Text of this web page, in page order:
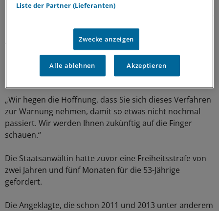
"Wenn man lange genug im Pflegebereich arbeitet, hat
man in einem schmalen Fachbereich hohe Erfahrungen."
Auch die Richterin bescheinigte der 53-Jährigen
Fachwissen. Obwohl sie das Ansehen der Medizin
beschädigt habe, habe das Gericht entschieden, ihr eine
Chance zu geben.
„Wir hegen die Hoffnung, dass Sie sich dieses Verfahren
zur Warnung nehmen, damit so etwas nicht nochmal
passiert. Wir werden Ihnen zukünftig auf die Finger
schauen.“
Die Staatsanwältin hatte zuvor eine Freiheitsstrafe von
zwei Jahren und fünf Monaten für die 53-Jährige
gefordert.
Die Angeklagte, die schon 2011 und 2013 unter anderem
Liste der Partner (Lieferanten)
Zwecke anzeigen
Alle ablehnen Akzeptieren